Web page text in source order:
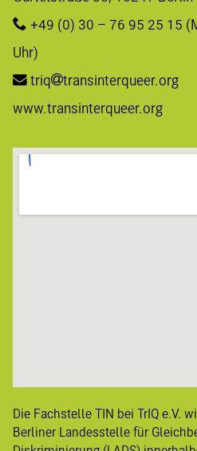
+49 (0) 30 – 76 95 25 15
Uhr)
triq
transinterqueer.org
www.transinterqueer.org
Die Fachstelle TIN bei TrIQ e.V.
Berliner Landesstelle für